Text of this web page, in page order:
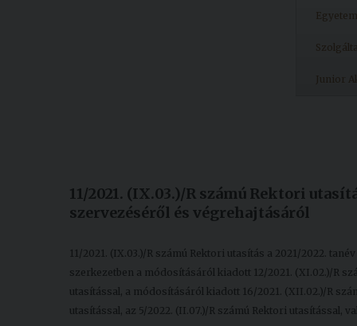
Junior
11/2021. (IX.03.)/R számú Rektori
szervezéséről és végrehajtásáról
11/2021. (IX.03.)/R számú Rektori utasítás a 2021/2022.
szerkezetben a módosításáról kiadott 12/2021. (XI.02.)/R
utasítással, a módosításáról kiadott 16/2021. (XII.02.)/R
utasítással, az 5/2022. (II.07.)/R számú Rektori utasítással,